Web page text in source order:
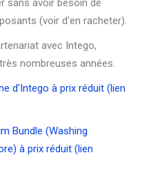
sans avoir besoin de
(voir d'en racheter).
avec Intego,
nombreuses années.
d'Intego à prix réduit (lien
Bundle (Washing
à prix réduit (lien